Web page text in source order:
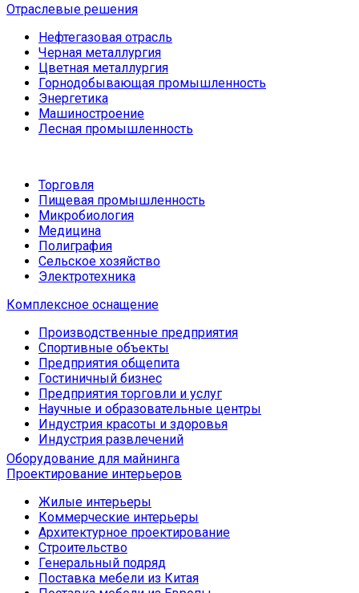
Отраслевые решения
Нефтегазовая отрасль
Черная металлургия
Цветная металлургия
Горнодобывающая промышленность
Энергетика
Машиностроение
Лесная промышленность
Торговля
Пищевая промышленность
Микробиология
Медицина
Полиграфия
Сельское хозяйство
Электротехника
Комплексное оснащение
Производственные предприятия
Спортивные объекты
Предприятия общепита
Гостиничный бизнес
Предприятия торговли и услуг
Научные и образовательные центры
Индустрия красоты и здоровья
Индустрия развлечений
Оборудование для майнинга
Проектирование интерьеров
Жилые интерьеры
Коммерческие интерьеры
Архитектурное проектирование
Строительство
Генеральный подряд
Поставка мебели из Китая